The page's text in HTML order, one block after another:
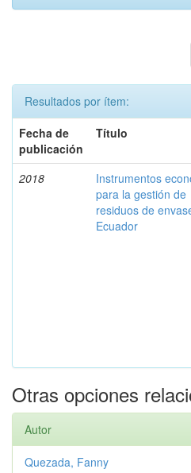
Resultados por ítem:
Fecha de
publicación
Título
2018
Instrumentos
para la gestión de
residuos de
Ecuador
Otras opciones
Autor
Quezada, Fanny